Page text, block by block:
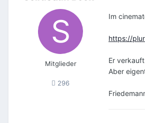
Mitglieder
296
Im
https://
Er
Aber